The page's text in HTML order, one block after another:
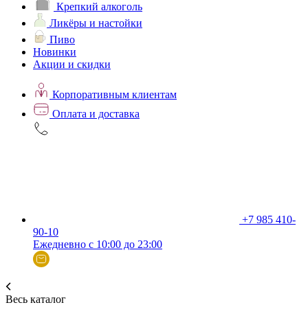
Крепкий алкоголь
Ликёры и настойки
Пиво
Новинки
Акции и скидки
Корпоративным клиентам
Оплата и доставка
+7 985 410-
90-10
Ежедневно с 10:00 до 23:00
Весь каталог